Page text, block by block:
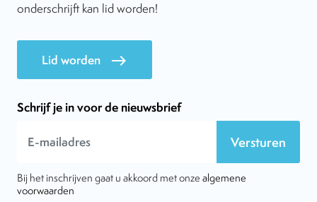
onderschrijft kan lid worden!
Lid worden east
Schrijf je in voor de nieuwsbrief
Versturen
Bij het inschrijven gaat u akkoord met onze algemene
voorwaarden